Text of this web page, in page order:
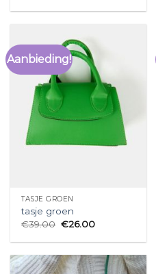
Aanbieding!
TASJE GROEN
tasje groen
€39.00 €26.00